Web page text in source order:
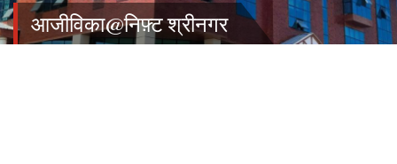
आजीविका@निफ़्ट श्रीनगर